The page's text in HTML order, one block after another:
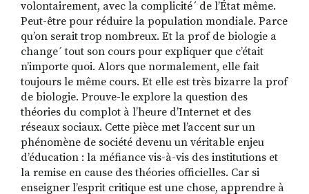
volontairement, avec la complicité´ de l’État même.
Peut-être pour réduire la population mondiale. Parce
qu’on serait trop nombreux. Et la prof de biologie a
change´ tout son cours pour expliquer que c’était
n’importe quoi. Alors que normalement, elle fait
toujours le même cours. Et elle est très bizarre la prof
de biologie. Prouve-le explore la question des
théories du complot à l’heure d’Internet et des
réseaux sociaux. Cette pièce met l’accent sur un
phénomène de société devenu un véritable enjeu
d’éducation : la méfiance vis-à-vis des institutions et
la remise en cause des théories officielles. Car si
enseigner l’esprit critique est une chose, apprendre à